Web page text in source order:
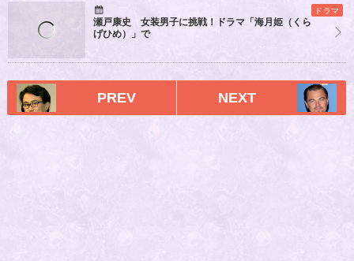
ドラマ
瀬戸康史 女装男子に挑戦！ドラマ「海月姫（くら
げひめ）」で
PREV NEXT